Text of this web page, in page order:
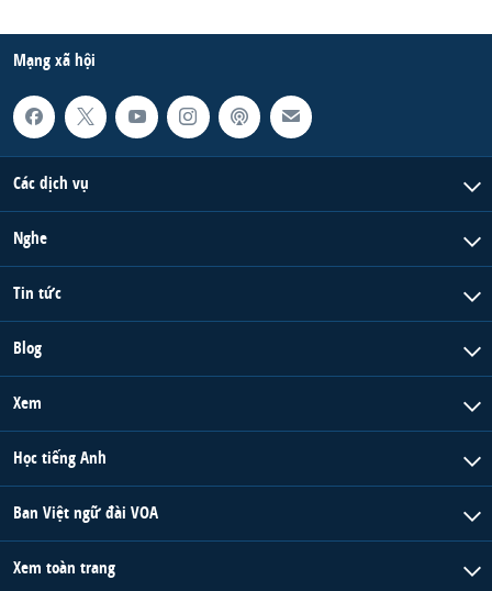
Mạng xã hội
Các dịch vụ
Nghe
Tin tức
Blog
Xem
Học tiếng Anh
Ban Việt ngữ đài VOA
Xem toàn trang